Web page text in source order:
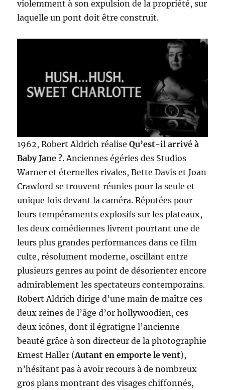
violemment à son expulsion de la propriété, sur
laquelle un pont doit être construit.
1962, Robert Aldrich réaliseQu’est-il arrivé à
Baby Jane ?. Anciennes égéries des Studios
Warner et éternelles rivales, Bette Davis et Joan
Crawford se trouvent réunies pour la seule et
unique fois devant la caméra. Réputées pour
leurs tempéraments explosifs sur les plateaux,
les deux comédiennes livrent pourtant une de
leurs plus grandes performances dans ce film
culte, résolument moderne, oscillant entre
plusieurs genres au point de désorienter encore
admirablement les spectateurs contemporains.
Robert Aldrich dirige d’une main de maître ces
deux reines de l’âge d’or hollywoodien, ces
deux icônes, dont il égratigne l’ancienne
beauté grâce à son directeur de la photographie
Ernest Haller (Autant en emporte le vent),
n’hésitant pas à avoir recours à de nombreux
gros plans montrant des visages chiffonnés,